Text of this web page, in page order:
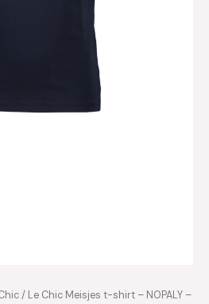
/ Le Chic Meisjes t-shirt – NOPALY –